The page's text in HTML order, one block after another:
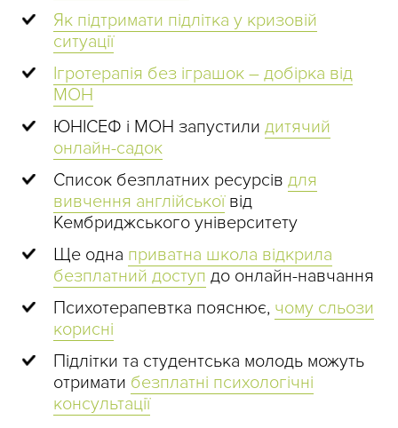
Як підтримати підлітка у кризовій
ситуації
Ігротерапія без іграшок – добірка від
МОН
ЮНІСЕФ і МОН запустили дитячий
онлайн-садок
Список безплатних ресурсів для
вивчення англійськоївід
Кембриджського університету
Ще одна приватна школа відкрила
безплатний доступ до онлайн-навчання
Психотерапевтка пояснює, чому сльози
корисні
Підлітки та студентська молодь можуть
отримати безплатні психологічні
консультації